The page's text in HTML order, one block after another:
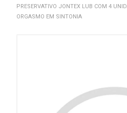
PRESERVATIVO JONTEX LUB COM 4
ORGASMO EM SINTONIA